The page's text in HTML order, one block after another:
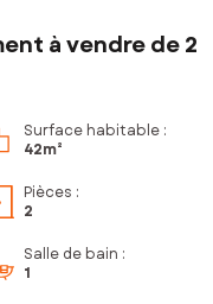
à vendre de 2
Surface habitable :
42m²
Pièces :
2
Salle de bain :
1